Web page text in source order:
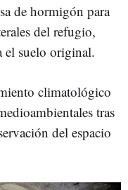
de hormigón para
del refugio,
suelo original.
climatológico
tras
del espacio